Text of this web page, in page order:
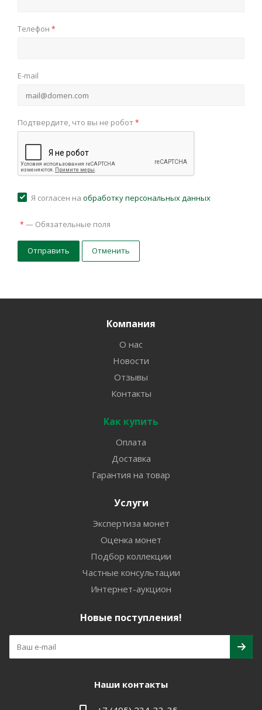
Телефон *
E-mail
Подтвердите, что вы не робот*
Я согласен на обработку персональных данных
* — Обязательные поля
Отправить Отменить
Компания
О нас
Новости
Отзывы
Контакты
Как купить
Оплата
Доставка
Гарантия на товар
Услуги
Экспертиза монет
Оценка монет
Подбор коллекции
Частные консультации
Интернет-аукцион
Новые поступления!
Наши контакты